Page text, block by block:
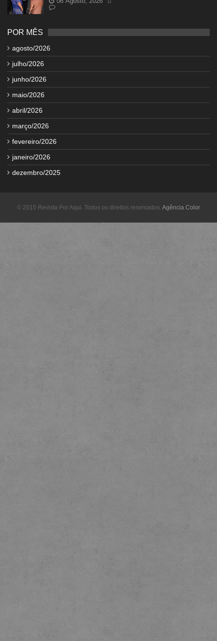
POR MÊS
agosto/2026
julho/2026
junho/2026
maio/2026
abril/2026
março/2026
fevereiro/2026
janeiro/2026
dezembro/2025
© 2015 Revista Por Aqui. Todos os direitos reservados. Agência Color